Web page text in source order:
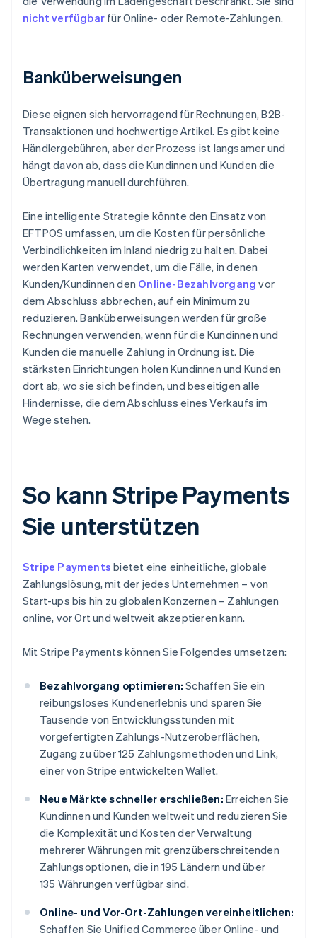
nicht verfügbar für Online- oder Remote-Zahlungen.
Banküberweisungen
Diese eignen sich hervorragend für Rechnungen, B2B-
Transaktionen und hochwertige Artikel. Es gibt keine
Händlergebühren, aber der Prozess ist langsamer und
hängt davon ab, dass die Kundinnen und Kunden die
Übertragung manuell durchführen.
Eine intelligente Strategie könnte den Einsatz von
EFTPOS umfassen, um die Kosten für persönliche
Verbindlichkeiten im Inland niedrig zu halten. Dabei
werden Karten verwendet, um die Fälle, in denen
Kunden/Kundinnen den Online-Bezahlvorgang vor
dem Abschluss abbrechen, auf ein Minimum zu
reduzieren. Banküberweisungen werden für große
Rechnungen verwenden, wenn für die Kundinnen und
Kunden die manuelle Zahlung in Ordnung ist. Die
stärksten Einrichtungen holen Kundinnen und Kunden
dort ab, wo sie sich befinden, und beseitigen alle
Hindernisse, die dem Abschluss eines Verkaufs im
Wege stehen.
So kann Stripe Payments
Sie unterstützen
Stripe Payments bietet eine einheitliche, globale
Zahlungslösung, mit der jedes Unternehmen – von
Start-ups bis hin zu globalen Konzernen – Zahlungen
online, vor Ort und weltweit akzeptieren kann.
Mit Stripe Payments können Sie Folgendes umsetzen:
Bezahlvorgang optimieren: Schaffen Sie ein
reibungsloses Kundenerlebnis und sparen Sie
Tausende von Entwicklungsstunden mit
vorgefertigten Zahlungs-Nutzeroberflächen,
Zugang zu über 125 Zahlungsmethoden und Link,
einer von Stripe entwickelten Wallet.
Neue Märkte schneller erschließen: Erreichen Sie
Kundinnen und Kunden weltweit und reduzieren Sie
die Komplexität und Kosten der Verwaltung
mehrerer Währungen mit grenzüberschreitenden
Zahlungsoptionen, die in 195 Ländern und über
135 Währungen verfügbar sind.
Online- und Vor-Ort-Zahlungen vereinheitlichen:
Schaffen Sie Unified Commerce über Online- und